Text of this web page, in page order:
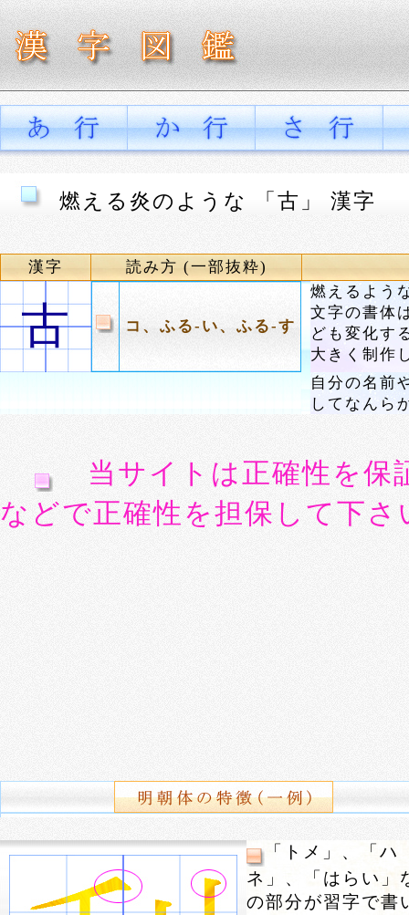
燃える炎のような 「古」 漢字
漢字 読み方 (一部抜粋)
古 コ、ふる-い、ふる-す
燃えるよう
文字の書体
ども変化す
大きく制作
自分の名前
してなんら
当サイトは正確性を
などで正確性を担保して下さ
「トメ」、「ハ
ネ」、「はらい」
の部分が習字で書